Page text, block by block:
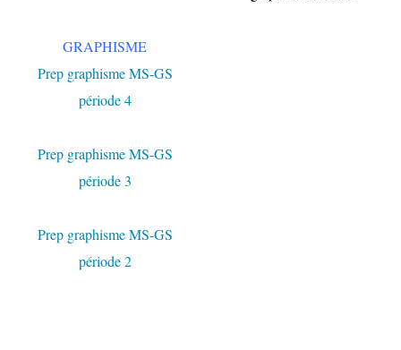
GRAPHISME
Prep graphisme MS-GS
période 4
Prep graphisme MS-GS
période 3
Prep graphisme MS-GS
période 2